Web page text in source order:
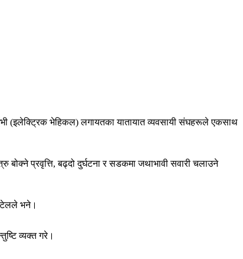
ईभी (इलेक्ट्रिक भेहिकल) लगायतका यातायात व्यवसायी संघहरूले एकसाथ
प्रवृत्ति, बढ्दो दुर्घटना र सडकमा जथाभावी सवारी चलाउने
भने।
व्यक्त गरे।